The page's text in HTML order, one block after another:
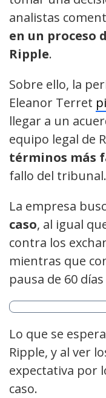
analistas
en un proceso
Ripple.
Sobre ello, la
Eleanor Terret
llegar a un
equipo legal de
términos más
fallo del tribunal.
La empresa
caso, al igual
contra los
mientras que
pausa de 60
Lo que se
Ripple, y al ver
expectativa por
caso.